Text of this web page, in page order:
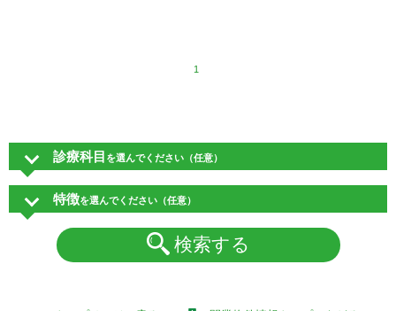
1
診療科目 を選んでください（任意）
特徴を選んでください（任意）
検索する